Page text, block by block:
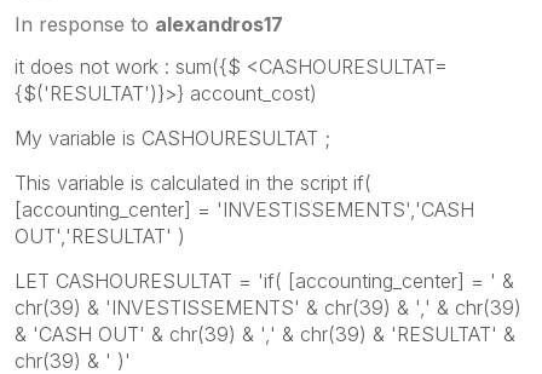
In response to alexandros17
it does not work : sum({$ <CASHOURESULTAT=
{$('RESULTAT')}>} account_cost)
My variable is CASHOURESULTAT ;
This variable is calculated in the script if(
[accounting_center] = 'INVESTISSEMENTS','CASH
OUT','RESULTAT' )
LET CASHOURESULTAT = 'if( [accounting_center] = ' &
chr(39) & 'INVESTISSEMENTS' & chr(39) & ',' & chr(39)
& 'CASH OUT' & chr(39) & ',' & chr(39) & 'RESULTAT' &
chr(39) & ' )'